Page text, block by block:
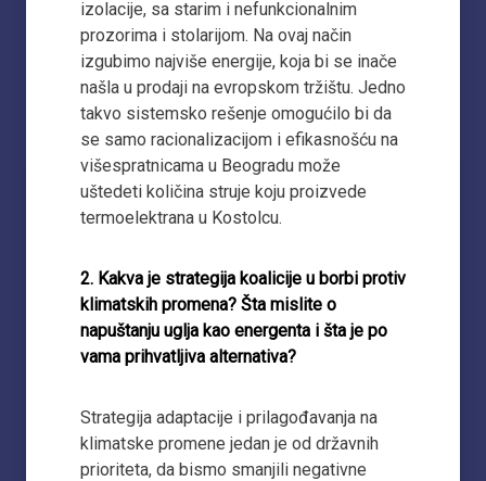
izolacije, sa starim i nefunkcionalnim
prozorima i stolarijom. Na ovaj način
izgubimo najviše energije, koja bi se inače
našla u prodaji na evropskom tržištu. Jedno
takvo sistemsko rešenje omogućilo bi da
se samo racionalizacijom i efikasnošću na
višespratnicama u Beogradu može
uštedeti količina struje koju proizvede
termoelektrana u Kostolcu.
2. Kakva je strategija koalicije u borbi protiv
klimatskih promena? Šta mislite o
napuštanju uglja kao energenta i šta je po
vama prihvatljiva alternativa?
Strategija adaptacije i prilagođavanja na
klimatske promene jedan je od državnih
prioriteta, da bismo smanjili negativne